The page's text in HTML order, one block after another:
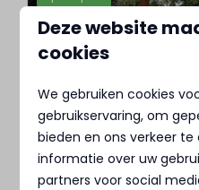
Heerlijk terras
Deze website
cookies
We gebruiken cookies
gebruikservaring, om
bieden en ons verkeer te
informatie over uw
partners voor social